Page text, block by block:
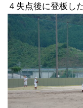
４失点後に登板し